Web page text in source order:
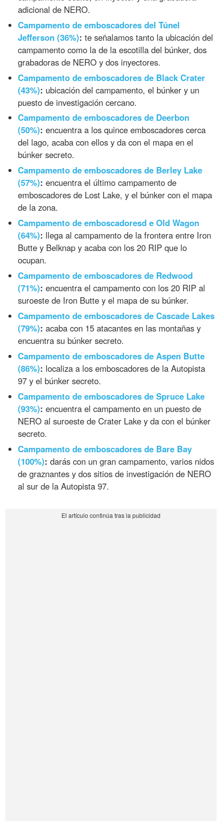
adicional de NERO.
Campamento de emboscadores del Túnel
Jefferson (36%): te señalamos tanto la ubicación del
campamento como la de la escotilla del búnker, dos
grabadoras de NERO y dos inyectores.
Campamento de emboscadores de Black Crater
(43%): ubicación del campamento, el búnker y un
puesto de investigación cercano.
Campamento de emboscadores de Deerbon
(50%): encuentra a los quince emboscadores cerca
del lago, acaba con ellos y da con el mapa en el
búnker secreto.
Campamento de emboscadores de Berley Lake
(57%): encuentra el último campamento de
emboscadores de Lost Lake, y el búnker con el mapa
de la zona.
Campamento de emboscadoresd e Old Wagon
(64%): llega al campamento de la frontera entre Iron
Butte y Belknap y acaba con los 20 RIP que lo
ocupan.
Campamento de emboscadores de Redwood
(71%): encuentra el campamento con los 20 RIP al
suroeste de Iron Butte y el mapa de su búnker.
Campamento de emboscadores de Cascade Lakes
(79%): acaba con 15 atacantes en las montañas y
encuentra su búnker secreto.
Campamento de emboscadores de Aspen Butte
(86%): localiza a los emboscadores de la Autopista
97 y el búnker secreto.
Campamento de emboscadores de Spruce Lake
(93%): encuentra el campamento en un puesto de
NERO al suroeste de Crater Lake y da con el búnker
secreto.
Campamento de emboscadores de Bare Bay
(100%): darás con un gran campamento, varios nidos
de graznantes y dos sitios de investigación de NERO
al sur de la Autopista 97.